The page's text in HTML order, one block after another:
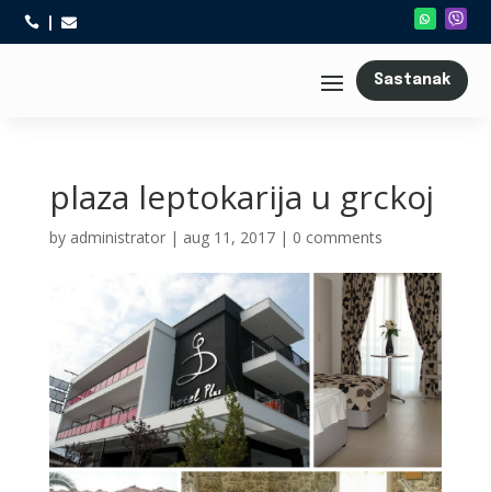
 
Sastanak
plaza leptokarija u grckoj
by administrator| aug 11, 2017| 0 comments